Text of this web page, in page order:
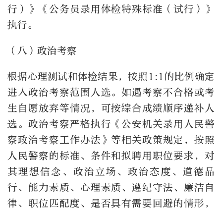
行）》《公务员录用体检特殊标准（试行）》
执行。
（八）政治考察
根据心理测试和体检结果，按照1:1的比例确定
进入政治考察范围人选。如遇考察不合格或考
生自愿放弃等情况，可按综合成绩顺序递补人
选。政治考察严格执行《公安机关录用人民警
察政治考察工作办法》等相关政策规定，按照
人民警察的标准、条件和拟聘用职位要求，对
其理想信念、政治立场、政治态度、道德品
行、能力素质、心理素质、遵纪守法、廉洁自
律、职位匹配度、是否具有需要回避的情形，